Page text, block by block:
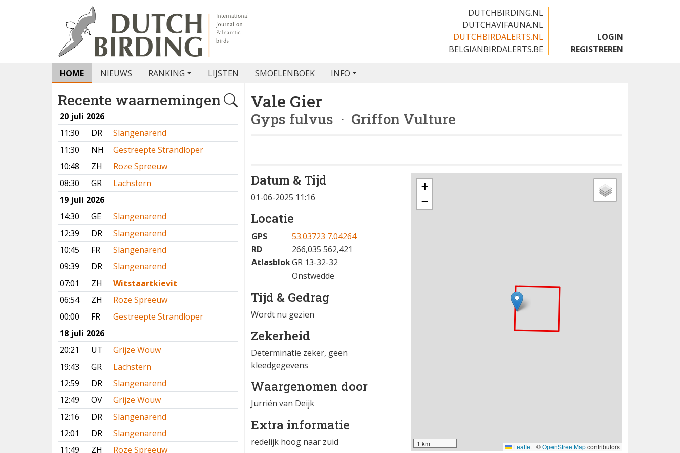
DUTCHBIRDING.NL
DUTCHAVIFAUNA.NL
DUTCHBIRDALERTS.NL
BELGIANBIRDALERTS.BE
LOGIN
REGISTREREN
HOME NIEUWS RANKING LIJSTEN SMOELENBOEK INFO
Recente waarnemingen
20 juli 2026
11:30
DR
Slangenarend
11:30
NH
Gestreepte Strandloper
10:48
ZH
Roze Spreeuw
08:30
GR
Lachstern
19 juli 2026
14:30
GE
Slangenarend
12:39
DR
Slangenarend
10:45
FR
Slangenarend
09:39
DR
Slangenarend
07:01
ZH
Witstaartkievit
06:54
ZH
Roze Spreeuw
00:00
FR
Gestreepte Strandloper
18 juli 2026
20:21
UT
Grijze Wouw
19:43
GR
Lachstern
12:59
DR
Slangenarend
12:49
OV
Grijze Wouw
12:16
DR
Slangenarend
12:01
DR
Slangenarend
11:49
ZH
Roze Spreeuw
Vale Gier
Gyps fulvus · Griffon Vulture
Datum & Tijd
01-06-2025 11:16
Locatie
AtlasblokGR 13-32-32
Onstwedde
Tijd & Gedrag
Wordt nu gezien
Zekerheid
Determinatie zeker, geen
kleedgegevens
Waargenomen door
Jurriën van Deijk